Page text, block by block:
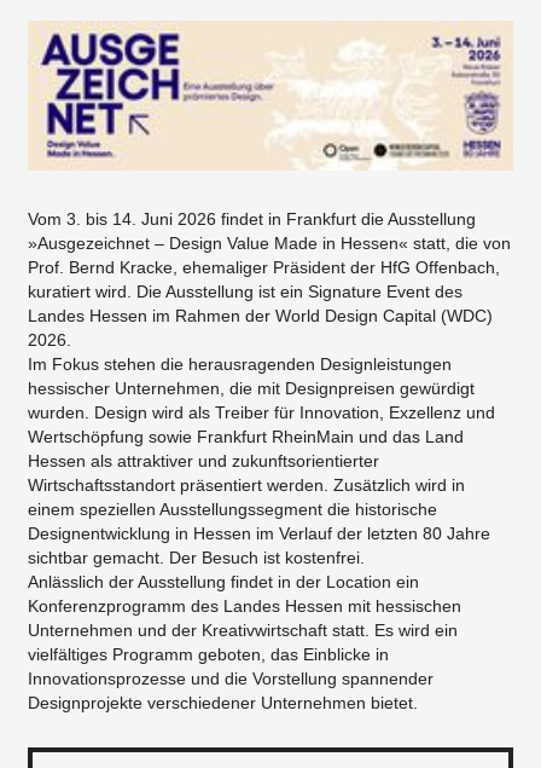
Vom 3. bis 14. Juni 2026 findet in Frankfurt die Ausstellung
»Ausgezeichnet – Design Value Made in Hessen« statt, die von
Prof. Bernd Kracke, ehemaliger Präsident der HfG Offenbach,
kuratiert wird. Die Ausstellung ist ein Signature Event des
Landes Hessen im Rahmen der World Design Capital (WDC)
2026.
Im Fokus stehen die herausragenden Designleistungen
hessischer Unternehmen, die mit Designpreisen gewürdigt
wurden. Design wird als Treiber für Innovation, Exzellenz und
Wertschöpfung sowie Frankfurt RheinMain und das Land
Hessen als attraktiver und zukunftsorientierter
Wirtschaftsstandort präsentiert werden. Zusätzlich wird in
einem speziellen Ausstellungssegment die historische
Designentwicklung in Hessen im Verlauf der letzten 80 Jahre
sichtbar gemacht. Der Besuch ist kostenfrei.
Anlässlich der Ausstellung findet in der Location ein
Konferenzprogramm des Landes Hessen mit hessischen
Unternehmen und der Kreativwirtschaft statt. Es wird ein
vielfältiges Programm geboten, das Einblicke in
Innovationsprozesse und die Vorstellung spannender
Designprojekte verschiedener Unternehmen bietet.